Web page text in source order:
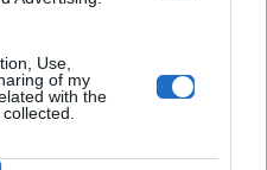
Use,
of my
with the
Επόμενο